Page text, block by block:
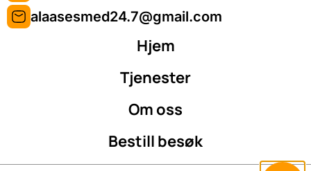
alaasesmed24.7@gmail.com
Hjem
Tjenester
Om oss
Bestill besøk